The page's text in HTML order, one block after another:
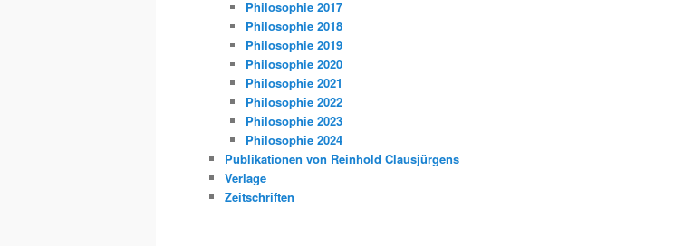
Philosophie 2017
Philosophie 2018
Philosophie 2019
Philosophie 2020
Philosophie 2021
Philosophie 2022
Philosophie 2023
Philosophie 2024
Publikationen von Reinhold Clausjürgens
Verlage
Zeitschriften